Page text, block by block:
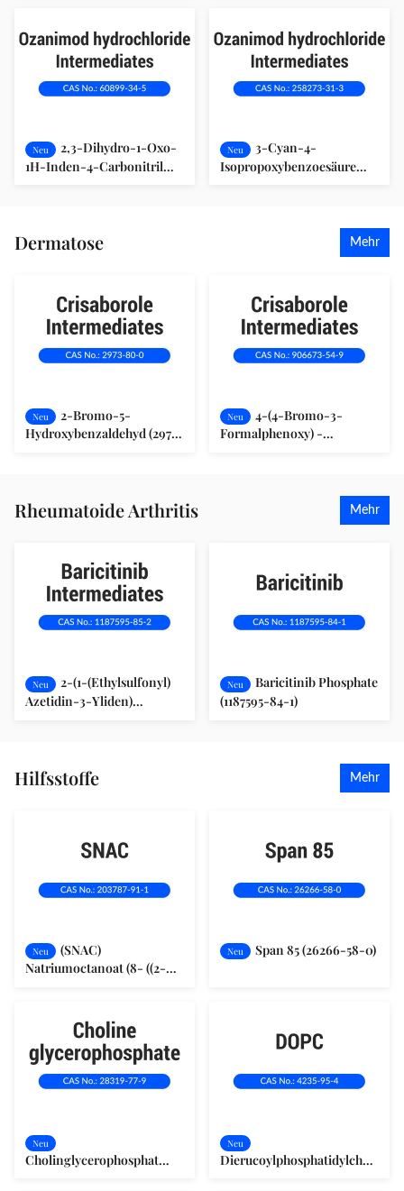
Neu
2,3-Dihydro-1-Oxo-
1H-Inden-4-Carbonitril
Neu
3-Cyan-4-
Isopropoxybenzoesäure
Dermatose Mehr
Neu
2-Bromo-5-
Hydroxybenzaldehyd (2973-
Neu
4-(4-Bromo-3-
Formalphenoxy) -
Rheumatoide Arthritis Mehr
Neu
2-(1-(Ethylsulfonyl)
Azetidin-3-Yliden)
Neu
Baricitinib Phosphate
(1187595-84-1)
Hilfsstoffe Mehr
Neu
(SNAC)
Natriumoctanoat (8- ((2-
Neu Span 85 (26266-58-0)
Neu
Cholinglycerophosphat
Neu
Dierucoylphosphatidylcholin